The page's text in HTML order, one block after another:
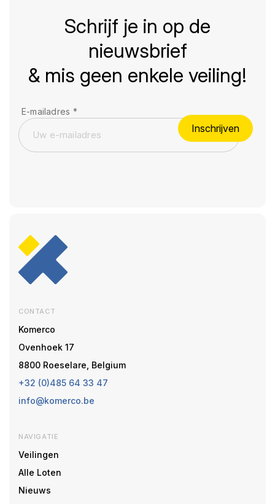
Schrijf je in op de
nieuwsbrief
& mis geen enkele veiling!
E-mailadres *
Inschrijven
CONTACT
Komerco
Ovenhoek 17
8800 Roeselare, Belgium
+32 (0)485 64 33 47
info@komerco.be
NAVIGATIE
Veilingen
Alle Loten
Nieuws